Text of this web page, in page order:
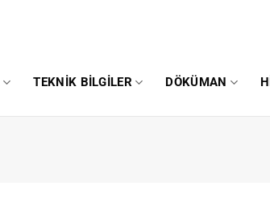
TEKNIK BILGILER DÖKÜMAN